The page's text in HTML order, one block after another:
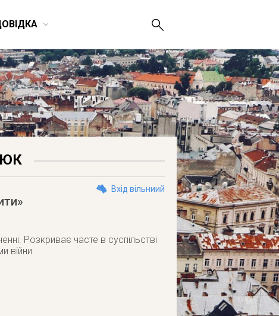
Вхід вільниий
Розкриває часте в суспільстві
війни